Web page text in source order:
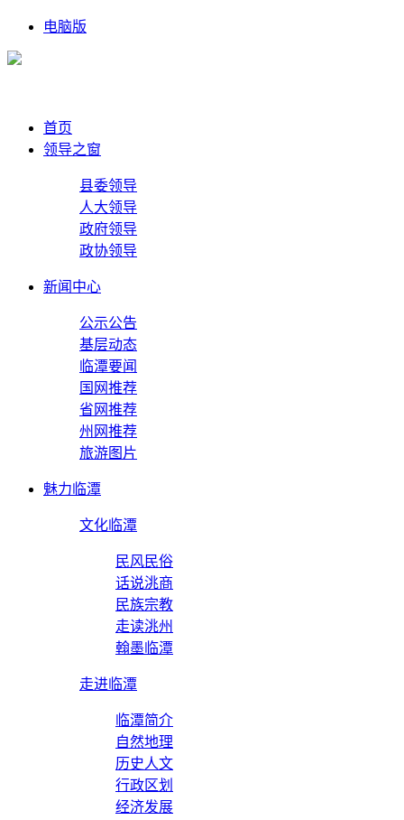
电脑版
首页
领导之窗
县委领导
人大领导
政府领导
政协领导
新闻中心
公示公告
基层动态
临潭要闻
国网推荐
省网推荐
州网推荐
旅游图片
魅力临潭
文化临潭
民风民俗
话说洮商
民族宗教
走读洮州
翰墨临潭
走进临潭
临潭简介
自然地理
历史人文
行政区划
经济发展